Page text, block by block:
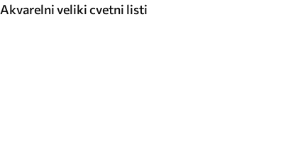
Akvarelni veliki cvetni listi